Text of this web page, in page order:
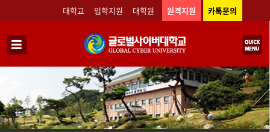
대학교 입학지원 대학원 원격지원 카톡문의